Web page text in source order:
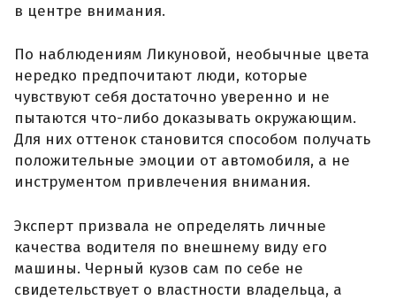
в центре внимания.
По наблюдениям Ликуновой, необычные цвета
нередко предпочитают люди, которые
чувствуют себя достаточно уверенно и не
пытаются что-либо доказывать окружающим.
Для них оттенок становится способом получать
положительные эмоции от автомобиля, а не
инструментом привлечения внимания.
Эксперт призвала не определять личные
качества водителя по внешнему виду его
машины. Черный кузов сам по себе не
свидетельствует о властности владельца, а